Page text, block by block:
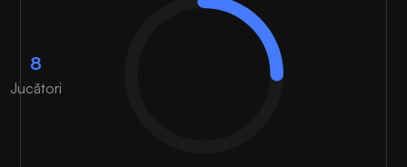
8
Jucători